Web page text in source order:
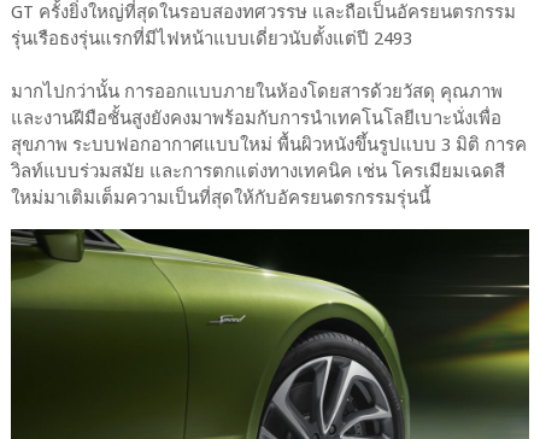
GT ครั้งยิ่งใหญ่ที่สุดในรอบสองทศวรรษ และถือเป็นอัครยนตรกรรม
รุ่นเรือธงรุ่นแรกที่มีไฟหน้าแบบเดี่ยวนับตั้งแต่ปี 2493
มากไปกว่านั้น การออกแบบภายในห้องโดยสารด้วยวัสดุ คุณภาพ
และงานฝีมือชั้นสูงยังคงมาพร้อมกับการนำเทคโนโลยีเบาะนั่งเพื่อ
สุขภาพ ระบบฟอกอากาศแบบใหม่ พื้นผิวหนังขึ้นรูปแบบ 3 มิติ การค
วิลท์แบบร่วมสมัย และการตกแต่งทางเทคนิค เช่น โครเมียมเฉดสี
ใหม่มาเติมเต็มความเป็นที่สุดให้กับอัครยนตรกรรมรุ่นนี้